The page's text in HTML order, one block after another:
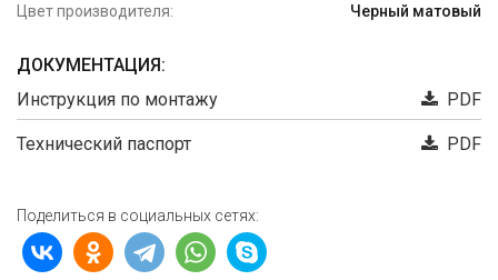
Цвет производителя:
Черный матовый
ДОКУМЕНТАЦИЯ:
Инструкция по монтажу
PDF
Технический паспорт PDF
Поделиться в социальных сетях: